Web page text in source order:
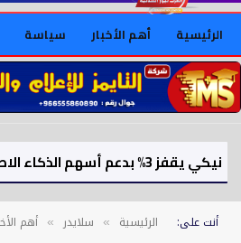
الرئيسية أهم الأخبار سياسة
نيكي يقفز 3% بدعم أسهم الذكاء الاصطناعي
أنت على: الرئيسية » سلايدر » أهم